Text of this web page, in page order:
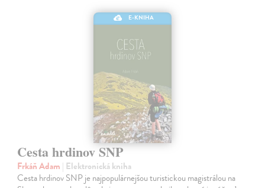
E-KNIHA
Cesta hrdinov SNP
Frkáň Adam | Elektronická kniha
Cesta hrdinov SNP je najpopulárnejšou turistickou magistrálou na